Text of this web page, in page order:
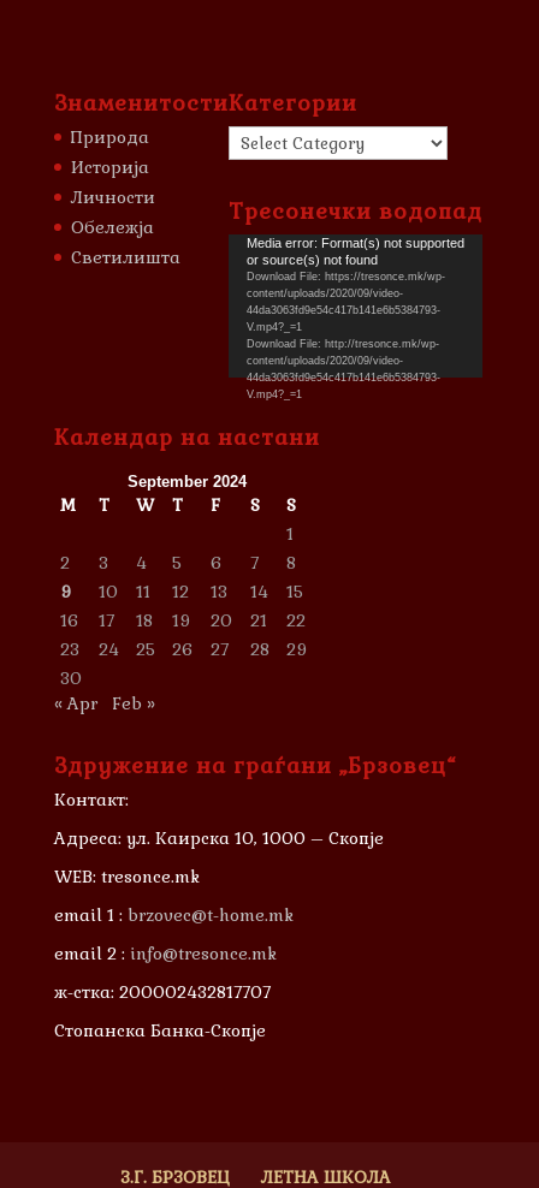
Знаменитости
Природа
Историја
Личности
Обележја
Светилишта
Категории
Категории
Тресонечки водопад
Video
Player
Media error: Format(s) not supported
or source(s) not found
Download File: https://tresonce.mk/wp-
content/uploads/2020/09/video-
44da3063fd9e54c417b141e6b5384793-
V.mp4?_=1
Download File: http://tresonce.mk/wp-
content/uploads/2020/09/video-
44da3063fd9e54c417b141e6b5384793-
V.mp4?_=1
Календар на настани
September 2024
M T W T F S
S
1
2
3 4 5 6 7
8
9
10 11 12 13 14
15
16
17 18 19 20 21
22
23
24 25 26 27 28
29
30
« Apr
Feb »
Здружение на граѓани „Брзовец“
Контакт:
Адреса: ул. Каирска 10, 1000 – Скопје
WEB: tresonce.mk
email 1 : brzovec@t-home.mk
email 2 : info@tresonce.mk
ж-стка: 200002432817707
Стопанска Банка-Скопје
З.Г. БРЗОВЕЦ ЛЕТНА ШКОЛА